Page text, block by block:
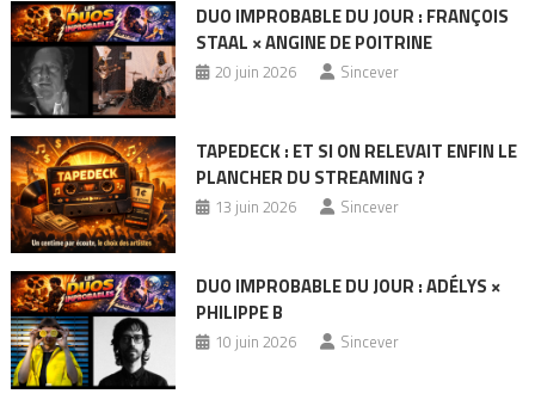
DUO IMPROBABLE DU JOUR : FRANÇOIS
STAAL × ANGINE DE POITRINE
20 juin 2026 Sincever
TAPEDECK : ET SI ON RELEVAIT ENFIN LE
PLANCHER DU STREAMING ?
13 juin 2026 Sincever
DUO IMPROBABLE DU JOUR : ADÉLYS ×
PHILIPPE B
10 juin 2026 Sincever